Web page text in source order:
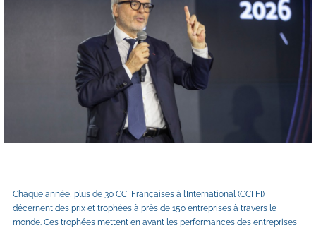
Chaque année, plus de 30 CCI Françaises à l’International (CCI FI)
décernent des prix et trophées à près de 150 entreprises à travers le
monde. Ces trophées mettent en avant les performances des entreprises